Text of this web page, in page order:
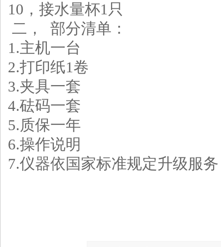
10，接水量杯1只
二， 部分清单：
1.主机一台
2.打印纸1卷
3.夹具一套
4.砝码一套
5.质保一年
6.操作说明
7.仪器依国家标准规定升级服务